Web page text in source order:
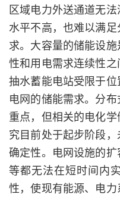
区域电力外送通道无
水平不高，也难以满
求。大容量的储能设
性和用电需求连续性
抽水蓄能电站受限于
电网的储能需求。分
重点，但相关的电化
究目前处于起步阶段
确定性。电网设施的
等都无法在短时间内
性，使现有能源、电